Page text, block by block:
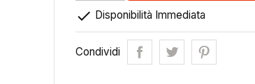
 Disponibilità Immediata
Condividi